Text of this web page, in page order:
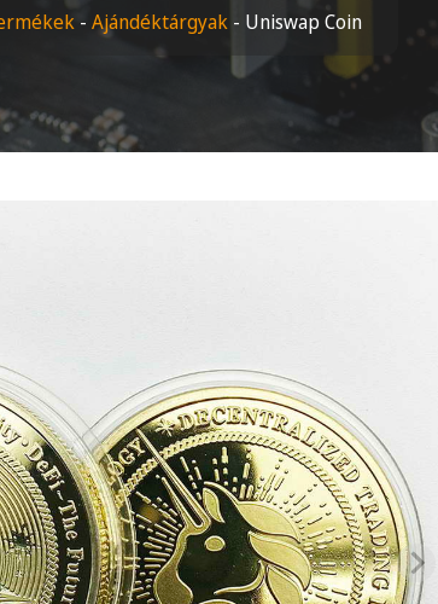
- Ajándéktárgyak - Uniswap Coin